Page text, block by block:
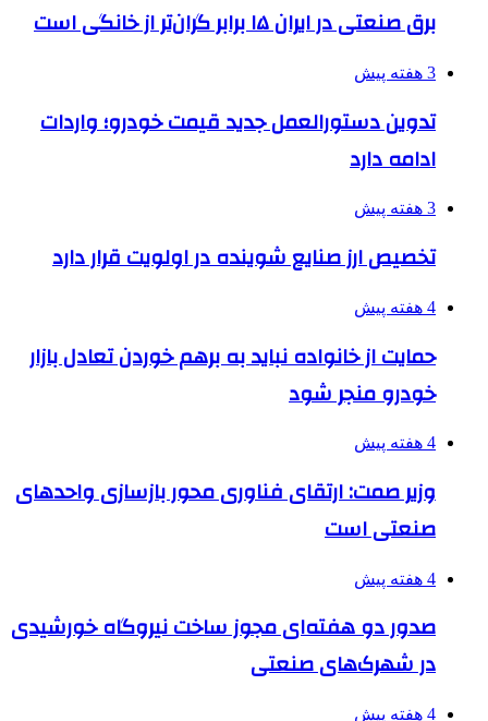
برق صنعتی در ایران ۱۵ برابر گران‌تر از خانگی است
3 هفته پیش
تدوین دستورالعمل جدید قیمت خودرو؛ واردات
ادامه دارد
3 هفته پیش
تخصیص ارز صنایع شوینده در اولویت قرار دارد
4 هفته پیش
حمایت از خانواده نباید به برهم خوردن تعادل بازار
خودرو منجر شود
4 هفته پیش
وزیر صمت: ارتقای فناوری محور بازسازی واحدهای
صنعتی است
4 هفته پیش
صدور دو هفته‌ای مجوز ساخت نیروگاه خورشیدی
در شهرک‌های صنعتی
4 هفته پیش